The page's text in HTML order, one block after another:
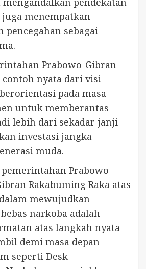
menempatkan
pencegahan sebagai
Prabowo-Gibran
nyata dari visi
pada masa
untuk memberantas
lebih dari sekadar janji
investasi jangka
muda.
Prabowo
Rakabuming Raka atas
mewujudkan
narkoba adalah
atas langkah nyata
demi masa depan
seperti Desk